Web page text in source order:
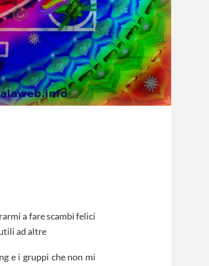
a fare scambi felici
ad altre
e i gruppi che non mi